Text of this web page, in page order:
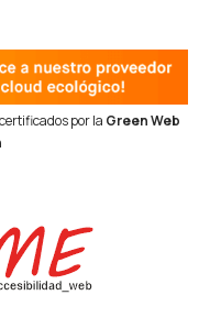
por la Green Web